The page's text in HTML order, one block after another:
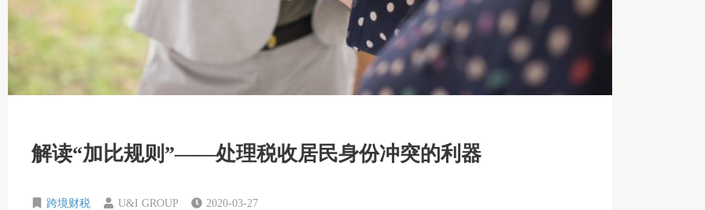
解读“加比规则”——处理税收居民身份冲突的利器
跨境财税 U&I GROUP 2020-03-27